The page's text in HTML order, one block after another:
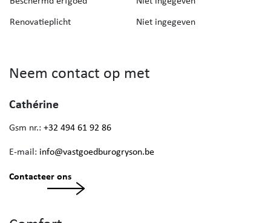
Renovatieplicht
Niet ingegeven
Neem contact op met
Cathérine
Gsm nr.: +32 494 61 92 86
E-mail: info@vastgoedburogryson.be
Contacteer ons